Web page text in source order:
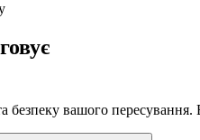
безпеку вашого